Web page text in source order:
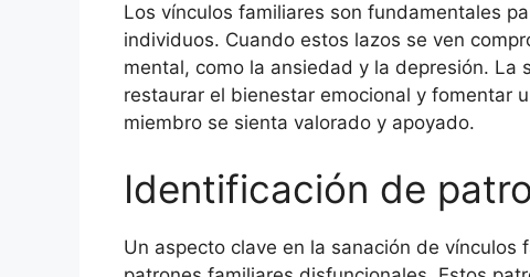
Los vínculos familiares son fundamentales
individuos. Cuando estos lazos se ven
mental, como la ansiedad y la depresión. La
restaurar el bienestar emocional y fomentar
miembro se sienta valorado y apoyado.
Identificación de
Un aspecto clave en la sanación de